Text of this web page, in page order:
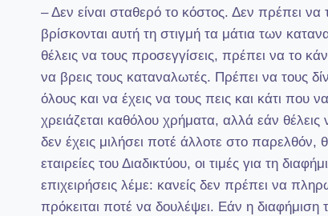
– Δεν είναι σταθερό το κόστος. Δεν πρέπει
βρίσκονται αυτή τη στιγμή τα μάτια των
θέλεις να τους προσεγγίσεις, πρέπει να το
να βρεις τους καταναλωτές. Πρέπει να τους
όλους και να έχεις να τους πεις και κάτι που
χρειάζεται καθόλου χρήματα, αλλά εάν
δεν έχεις μιλήσει ποτέ άλλοτε στο παρελθόν,
εταιρείες του Διαδικτύου, οι τιμές για τη
επιχειρήσεις λέμε: κανείς δεν πρέπει να
πρόκειται ποτέ να δουλέψει. Εάν η